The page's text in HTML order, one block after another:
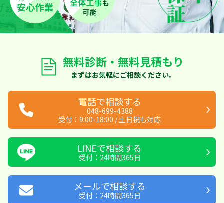
無料診断・無料見積もり
まずはお気軽にご相談ください。
電話で相談する
048-699-4388
受付：9:00-18:00 /土日祝も対応
LINEで相談する
受付：24時間365日
メールで相談する
受付：24時間365日